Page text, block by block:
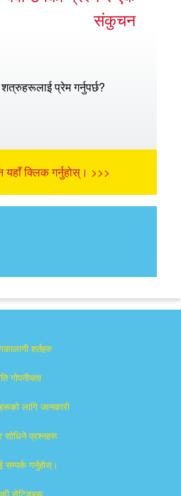
संकुचन
प्रेम गर्नुपर्छ?
यहाँ क्लिक गर्नुहोस्। >>>
शर्तहरु
गोपनीयता
लागि जानकारी
साेधिने प्रश्नहरू
सम्पर्क गर्नुहोस्।
सेटिङहरू